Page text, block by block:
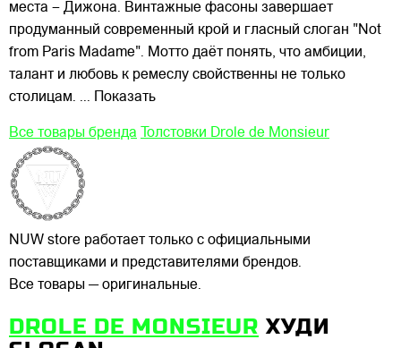
места – Дижона. Винтажные фасоны завершает
продуманный современный крой и гласный слоган "Not
from Paris Madame". Мотто даёт понять, что амбиции,
талант и любовь к ремеслу свойственны не только
столицам. ... Показать
Все товары бренда Толстовки Drole de Monsieur
NUW store работает только с официальными
поставщиками и представителями брендов.
Все товары — оригинальные.
DROLE DE MONSIEUR ХУДИ